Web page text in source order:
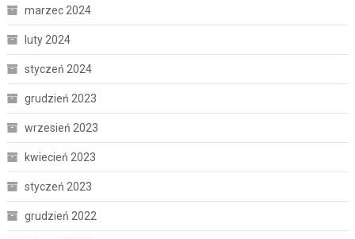
marzec 2024
luty 2024
styczeń 2024
grudzień 2023
wrzesień 2023
kwiecień 2023
styczeń 2023
grudzień 2022